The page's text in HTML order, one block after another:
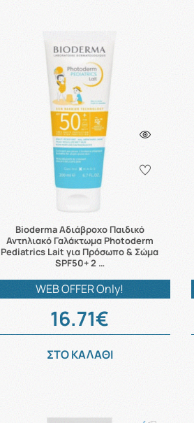
Bioderma Αδιάβροχο Παιδικό
Αντηλιακό Γαλάκτωμα Photoderm
Pediatrics Lait για Πρόσωπο & Σώμα
SPF50+ 2 …
WEB OFFER Only!
16.71€
ΣΤΟ ΚΑΛΑΘΙ